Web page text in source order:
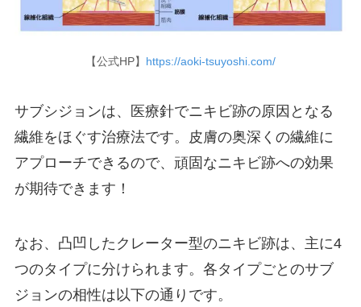
【公式HP】 https://aoki-tsuyoshi.com/
サブシジョンは、医療針でニキビ跡の原因となる
繊維をほぐす治療法です。皮膚の奥深くの繊維に
アプローチできるので、頑固なニキビ跡への効果
が期待できます！
なお、凸凹したクレーター型のニキビ跡は、主に4
つのタイプに分けられます。各タイプごとのサブ
ジョンの相性は以下の通りです。